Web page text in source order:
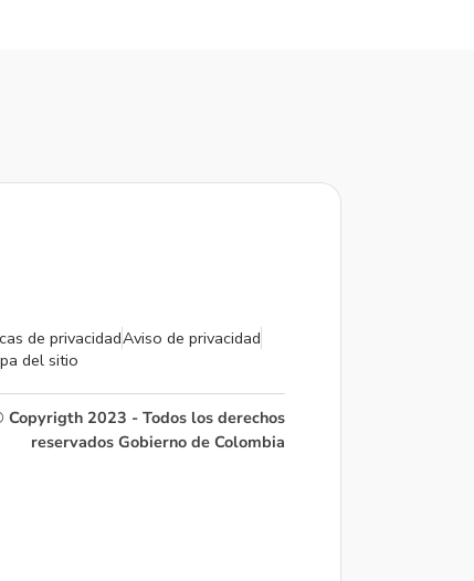
de privacidadAviso de privacidad
del sitio
Copyrigth 2023 - Todos los derechos
reservados Gobierno de Colombia